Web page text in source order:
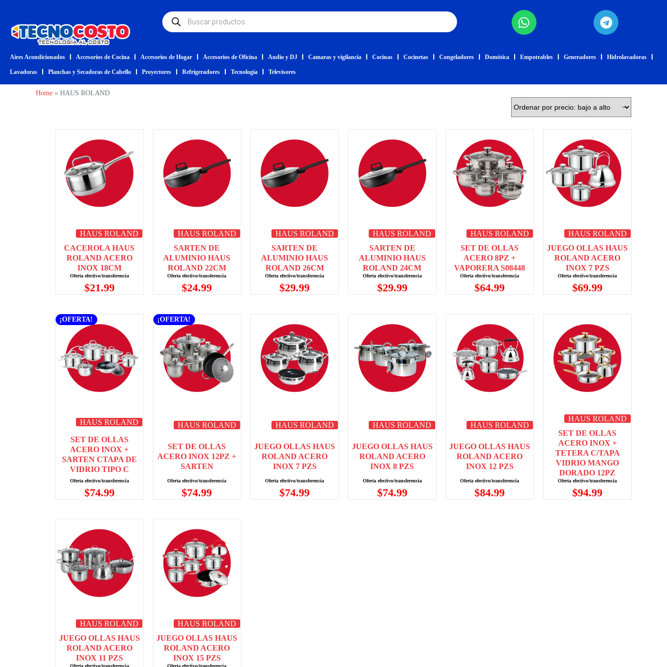
Aires Acondicionados Accesorios de Cocina Accesorios de Hogar Accesorios de Oficina Audio y DJ Camaras y vigilancia Cocinas Cocinetas Congeladores Domótica Empotrables Generadores Hidrolavadoras
Lavadoras Planchas y Secadoras de Cabello Proyectores Refrigeradores Tecnología Televisores
Home » HAUS ROLAND
HAUS ROLAND
CACEROLA HAUS
ROLAND ACERO
INOX 18CM
$21.99
HAUS ROLAND
SARTEN DE
ALUMINIO HAUS
ROLAND 22CM
$24.99
HAUS ROLAND
SARTEN DE
ALUMINIO HAUS
ROLAND 26CM
$29.99
HAUS ROLAND
SARTEN DE
ALUMINIO HAUS
ROLAND 24CM
$29.99
HAUS ROLAND
SET DE OLLAS
ACERO 8PZ +
VAPORERA S08448
$64.99
HAUS ROLAND
JUEGO OLLAS HAUS
ROLAND ACERO
INOX 7 PZS
$69.99
¡OFERTA!
HAUS ROLAND
SET DE OLLAS
ACERO INOX +
SARTEN CTAPA DE
VIDRIO TIPO C
$74.99
¡OFERTA!
HAUS ROLAND
SET DE OLLAS
ACERO INOX 12PZ +
SARTEN
$74.99
HAUS ROLAND
JUEGO OLLAS HAUS
ROLAND ACERO
INOX 7 PZS
$74.99
HAUS ROLAND
JUEGO OLLAS HAUS
ROLAND ACERO
INOX 8 PZS
$74.99
HAUS ROLAND
JUEGO OLLAS HAUS
ROLAND ACERO
INOX 12 PZS
$84.99
HAUS ROLAND
SET DE OLLAS
ACERO INOX +
TETERA C/TAPA
VIDRIO MANGO
DORADO 12PZ
$94.99
HAUS ROLAND
JUEGO OLLAS HAUS
ROLAND ACERO
INOX 11 PZS
HAUS ROLAND
JUEGO OLLAS HAUS
ROLAND ACERO
INOX 15 PZS